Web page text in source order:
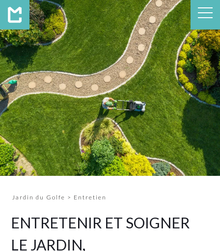
Jardin du Golfe > Entretien
ENTRETENIR ET SOIGNER
LE JARDIN,